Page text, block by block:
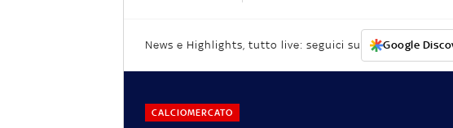
News e Highlights, tutto live: seguici su Google
CALCIOMERCATO